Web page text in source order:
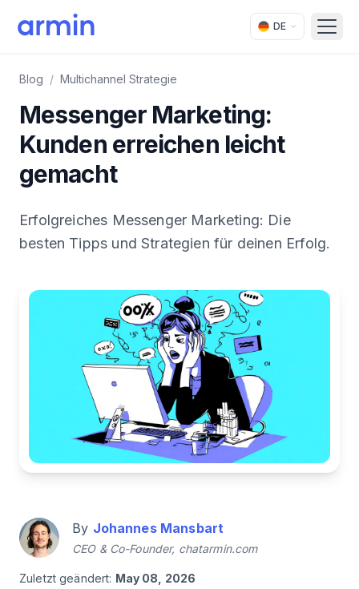
DE
Blog / Multichannel Strategie
Messenger Marketing:
Kunden erreichen leicht
gemacht
Erfolgreiches Messenger Marketing: Die
besten Tipps und Strategien für deinen Erfolg.
By Johannes Mansbart
CEO & Co-Founder, chatarmin.com
Zuletzt geändert: May 08, 2026